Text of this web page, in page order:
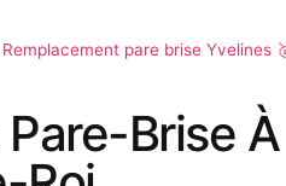
Remplacement pare brise Yvelines
Brise À